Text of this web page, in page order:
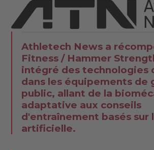
Athletech News a
Fitness / Hammer
intégré des technologies
dans les équipements de
public, allant de la
adaptative aux conseils
d'entraînement basés sur
artificielle.